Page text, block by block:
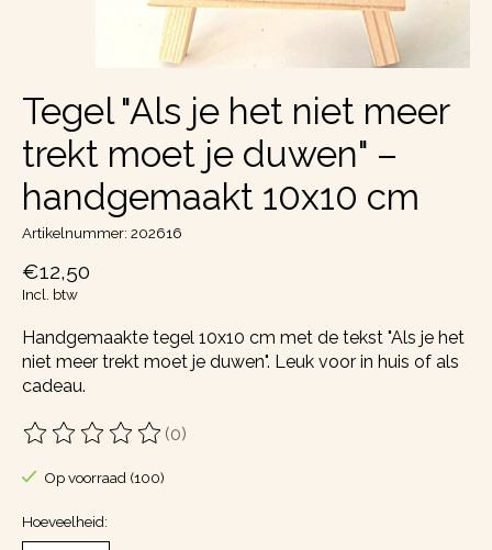
Tegel "Als je het niet meer
trekt moet je duwen" –
handgemaakt 10x10 cm
Artikelnummer: 202616
€12,50
Incl. btw
Handgemaakte tegel 10x10 cm met de tekst "Als je het
niet meer trekt moet je duwen". Leuk voor in huis of als
cadeau.
De beoordeling van dit product is
(0)
Op voorraad (100)
Hoeveelheid: